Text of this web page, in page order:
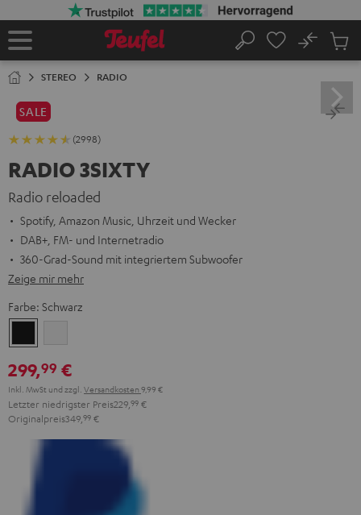
Startseite
Suche
No
STEREO RADIO
SALE
(2998)
RADIO 3SIXTY
Radio reloaded
Spotify, Amazon Music, Uhrzeit und Wecker
DAB+, FM- und Internetradio
360-Grad-Sound mit integriertem Subwoofer
Zeige mir mehr
Farbe: Schwarz
299,99 €
Inkl. MwSt und zzgl. Versandkosten 9,99 €
Letzter niedrigster Preis229, 99 €
Originalpreis349, 99 €